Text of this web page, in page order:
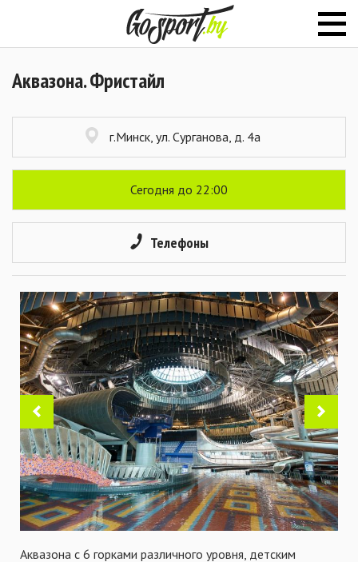
Аквазона. Фристайл
г.Минск, ул. Сурганова, д. 4а
Сегодня до 22:00
Телефоны
Аквазона с 6 горками различного уровня, детским